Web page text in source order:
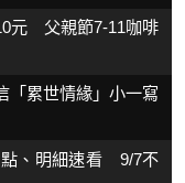
元 父親節7-11咖啡
「累世情緣」小一寫
點、明細速看 9/7不